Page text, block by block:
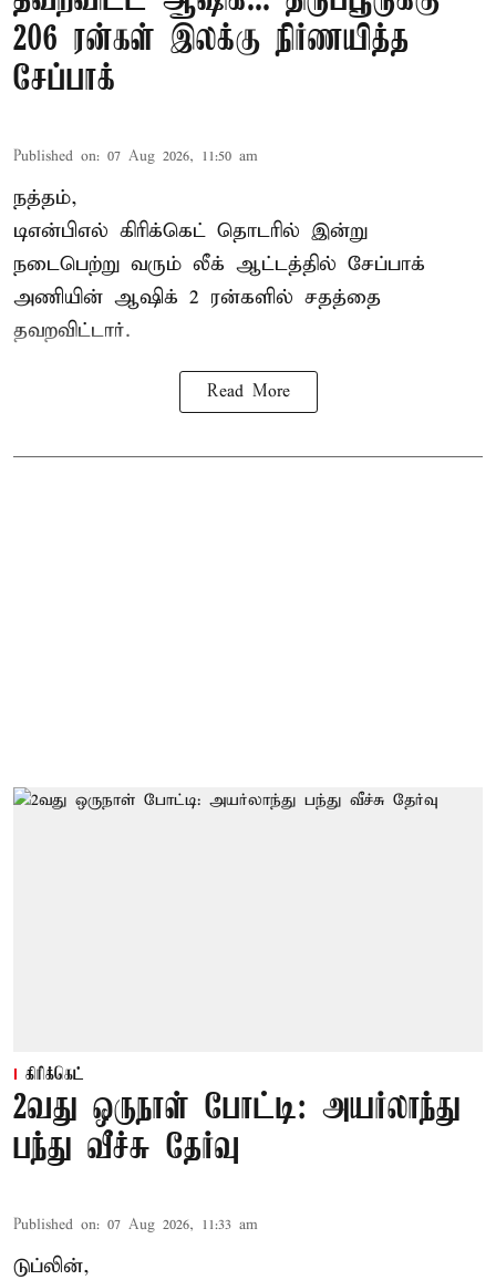
206 ரன்கள் இலக்கு நிர்ணயித்த
சேப்பாக்
Published on: 07 Aug 2026, 11:50 am
நத்தம்,
டிஎன்பிஎல் கிரிக்கெட் தொடரில் இன்று
நடைபெற்று வரும் லீக் ஆட்டத்தில் சேப்பாக்
அணியின் ஆஷிக் 2 ரன்களில் சதத்தை
தவறவிட்டார்.
Read More
கிரிக்கெட்
2வது ஒருநாள் போட்டி: அயர்லாந்து
பந்து வீச்சு தேர்வு
Published on: 07 Aug 2026, 11:33 am
டுப்லின்,